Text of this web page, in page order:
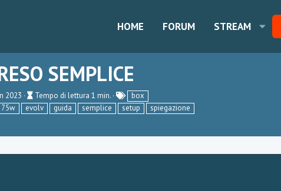
HOME FORUM STREAM
SEMPLICE
2023
T
e
m
Tempo di lettura 1 min.
T
a
g
box
75w evolv guida semplice setup
spiegazione